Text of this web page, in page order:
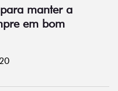
manter a
em bom